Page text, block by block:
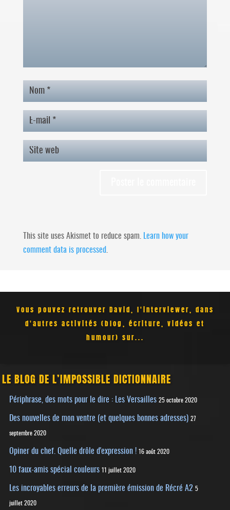
This site uses Akismet to reduce spam.
Learn how your
comment data is processed
Vous pouvez retrouver David, l'interviewer, dans
d'autres activités (blog, écriture, vidéos et
humour) sur...
LE BLOG DE L’IMPOSSIBLE DICTIONNAIRE
Périphrase, des mots pour le dire : Les Versailles 25 octobre 2020
Des nouvelles de mon ventre (et quelques bonnes adresses) 27
septembre 2020
Opiner du chef. Quelle drôle d'expression ! 16 août 2020
10 faux-amis spécial couleurs 11 juillet 2020
Les incroyables erreurs de la première émission de Récré A2 5
juillet 2020